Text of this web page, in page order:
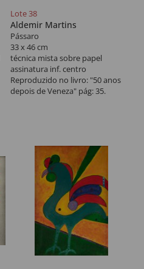
Lote 38
Aldemir Martins
Pássaro
33 x 46 cm
técnica mista sobre papel
assinatura inf. centro
Reproduzido no livro: "50 anos
depois de Veneza" pág: 35.